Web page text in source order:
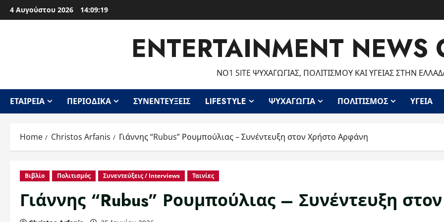
Skip
to
4 Αυγούστου 2026 14:09:20
ENTERTAINMENT NEWS
ΝΟ1 SITE ΨΥΧΑΓΩΓΊΑΣ, ΠΟΛΙΤΙΣΜΟΎ ΚΑΙ ΥΓΕΊΑΣ ΣΤΗΝ
ΕΤΑΙΡΕΊΑ ΠΕΡΙΟΔΙΚΆ ΣΥΝΕΝΤΕΎΞΕΙΣ LIFESTYLE ΨΥΧΑΓΩΓΊΑ ΠΟΛΙΤΙΣΜΌΣ ΥΓΕΊΑ
Home Christos Arfanis Γιάννης “Rubus” Ρουμπούλιας – Συνέντευξη στον Χρήστο Αρφάνη
Βιβλίο Πολιτισμός Συνεντεύξεις / Interviews Ταινίες
Γιάννης “Rubus” Ρουμπούλιας – Συνέντευξη